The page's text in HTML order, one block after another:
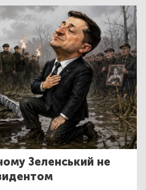
Зеленський не